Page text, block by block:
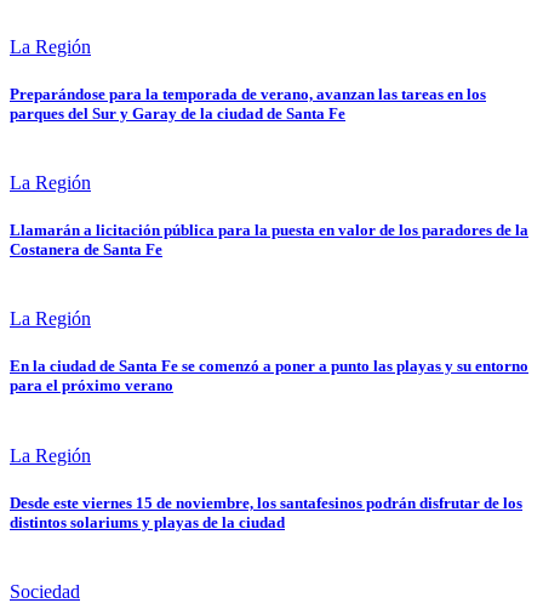
La Región
Preparándose para la temporada de verano, avanzan las tareas en los
parques del Sur y Garay de la ciudad de Santa Fe
La Región
Llamarán a licitación pública para la puesta en valor de los paradores de la
Costanera de Santa Fe
La Región
En la ciudad de Santa Fe se comenzó a poner a punto las playas y su entorno
para el próximo verano
La Región
Desde este viernes 15 de noviembre, los santafesinos podrán disfrutar de los
distintos solariums y playas de la ciudad
Sociedad